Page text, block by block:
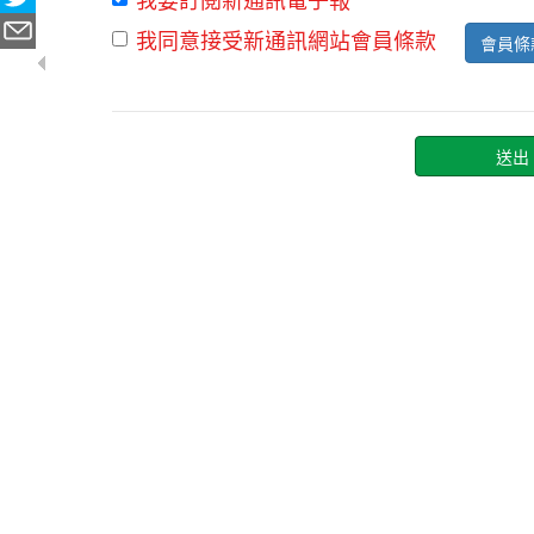
我同意接受新通訊網站會員條款
會員